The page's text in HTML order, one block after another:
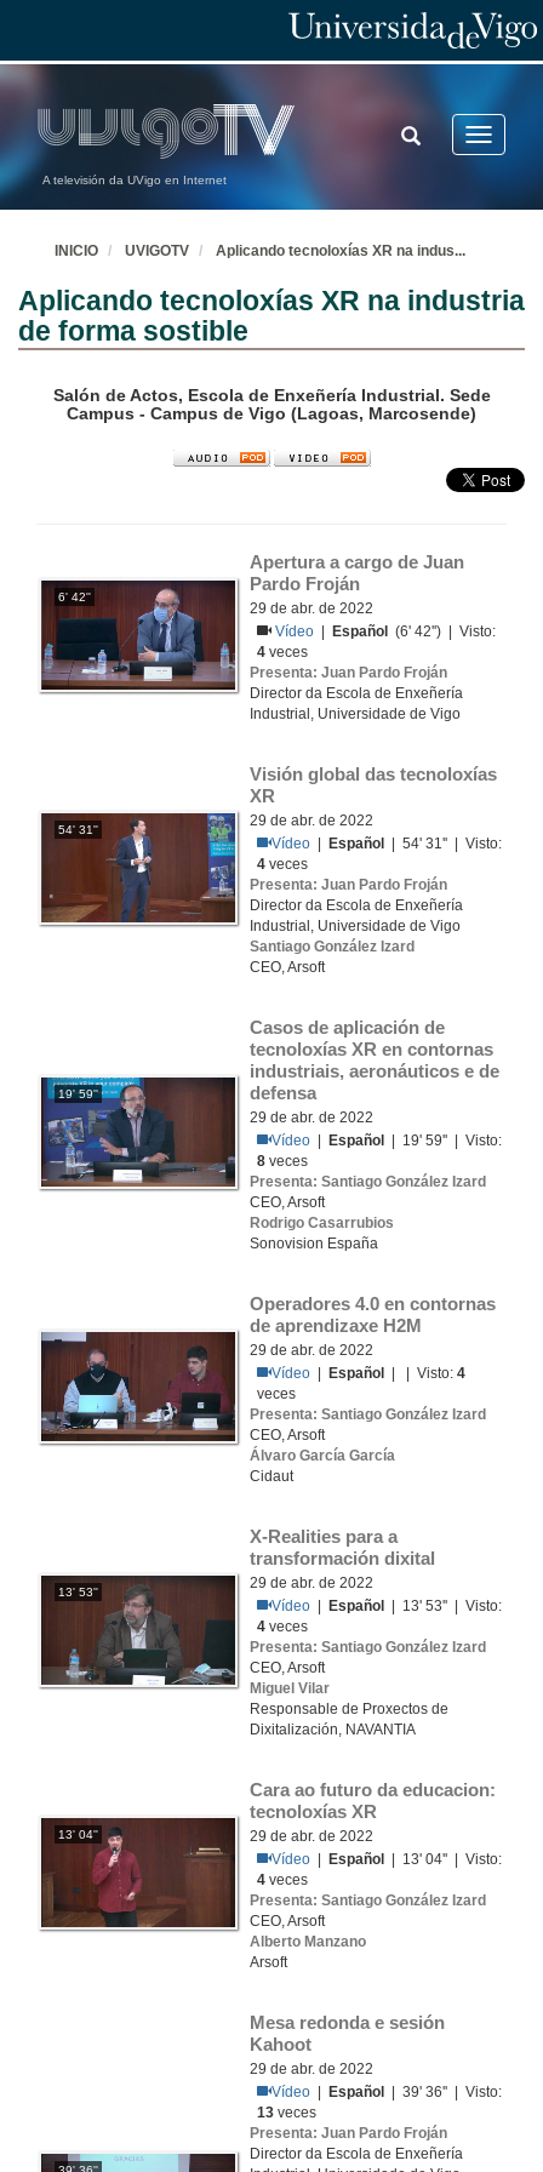
A televisión da UVigo en Internet
Toggle
TOGGLE
SEARCH
INICIO UVIGOTV Aplicando tecnoloxías XR na indus...
Aplicando tecnoloxías XR na industria
de forma sostible
Salón de Actos, Escola de Enxeñería Industrial. Sede
Campus - Campus de Vigo (Lagoas, Marcosende)
6' 42''
Apertura a cargo de Juan
Pardo Froján
29 de abr. de 2022
Vídeo
Español
(6' 42'') | Visto:
4 veces
Presenta: Juan Pardo Froján
Director da Escola de Enxeñería
Industrial, Universidade de Vigo
54' 31''
Visión global das tecnoloxías
XR
29 de abr. de 2022
Vídeo
Español
| 54' 31'' | Visto:
4 veces
Presenta: Juan Pardo Froján
Director da Escola de Enxeñería
Industrial, Universidade de Vigo
Santiago González Izard
CEO, Arsoft
19' 59''
Casos de aplicación de
tecnoloxías XR en contornas
industriais, aeronáuticos e de
defensa
29 de abr. de 2022
Vídeo
Español
| 19' 59'' | Visto:
8 veces
Presenta: Santiago González Izard
CEO, Arsoft
Rodrigo Casarrubios
Sonovision España
Operadores 4.0 en contornas
de aprendizaxe H2M
29 de abr. de 2022
Vídeo
Español | | Visto:4
veces
Presenta: Santiago González Izard
CEO, Arsoft
Álvaro García García
Cidaut
13' 53''
X-Realities para a
transformación dixital
29 de abr. de 2022
Vídeo
Español
| 13' 53'' | Visto:
4 veces
Presenta: Santiago González Izard
CEO, Arsoft
Miguel Vilar
Responsable de Proxectos de
Dixitalización, NAVANTIA
13' 04''
Cara ao futuro da educacion:
tecnoloxías XR
29 de abr. de 2022
Vídeo
Español
| 13' 04'' | Visto:
4 veces
Presenta: Santiago González Izard
CEO, Arsoft
Alberto Manzano
Arsoft
Mesa redonda e sesión
Kahoot
29 de abr. de 2022
Vídeo
Español
| 39' 36'' | Visto:
13 veces
Presenta: Juan Pardo Froján
Director da Escola de Enxeñería